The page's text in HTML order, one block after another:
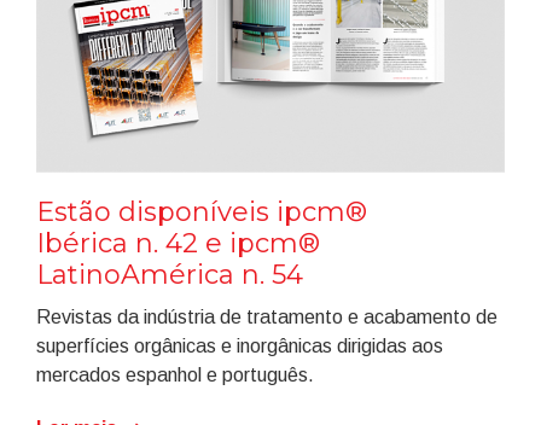
Estão disponíveis ipcm®
Ibérica n. 42 e ipcm®
LatinoAmérica n. 54
Revistas da indústria de tratamento e acabamento de
superfícies orgânicas e inorgânicas dirigidas aos
mercados espanhol e português.